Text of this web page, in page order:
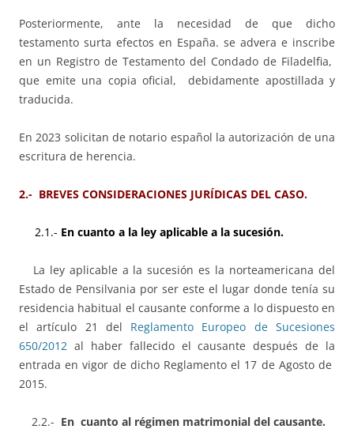
Posteriormente, ante la necesidad de que dicho
testamento surta efectos en España. se advera e inscribe
en un Registro de Testamento del Condado de Filadelfia,
que emite una copia oficial, debidamente apostillada y
traducida.
En 2023 solicitan de notario español la autorización de una
escritura de herencia.
2.- BREVES CONSIDERACIONES JURÍDICAS DEL CASO.
2.1.- En cuanto a la ley aplicable a la sucesión.
La ley aplicable a la sucesión es la norteamericana del
Estado de Pensilvania por ser este el lugar donde tenía su
residencia habitual el causante conforme a lo dispuesto en
el artículo 21 del Reglamento Europeo de Sucesiones
650/2012 al haber fallecido el causante después de la
entrada en vigor de dicho Reglamento el 17 de Agosto de
2015.
2.2.- En cuanto al régimen matrimonial del causante.